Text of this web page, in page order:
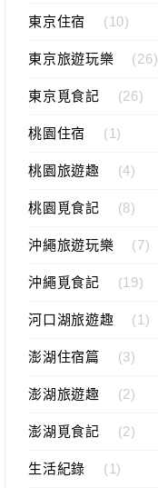
東京住宿 (10)
東京旅遊玩樂 (26)
東京覓食記 (26)
桃園住宿 (1)
桃園旅遊趣 (4)
桃園覓食記 (8)
沖繩旅遊玩樂 (7)
沖繩覓食記 (19)
河口湖旅遊趣 (1)
澎湖住宿篇 (3)
澎湖旅遊趣 (2)
澎湖覓食記 (2)
生活紀錄 (1)